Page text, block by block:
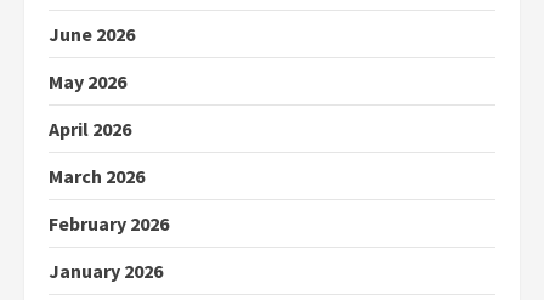
June 2026
May 2026
April 2026
March 2026
February 2026
January 2026